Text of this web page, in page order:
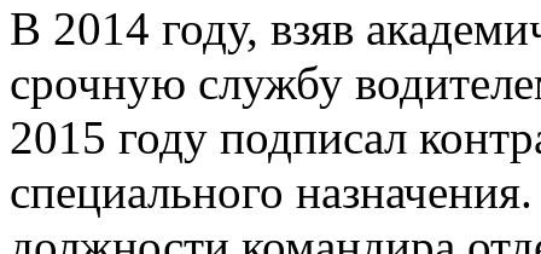
В 2014 году, взяв
срочную службу
2015 году подписал
специального